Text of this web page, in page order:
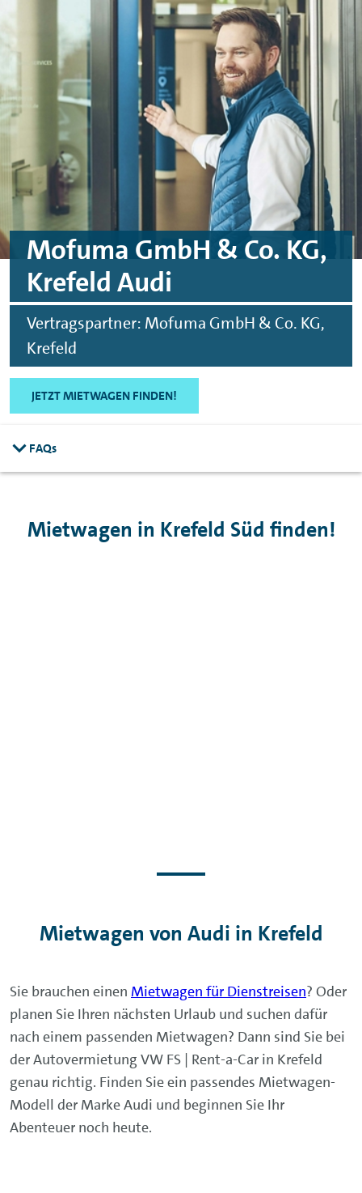
Skip to main content
Skip to footer
Mofuma GmbH & Co. KG,
Krefeld Audi
Vertragspartner: Mofuma GmbH & Co. KG,
Krefeld
JETZT MIETWAGEN FINDEN!
FAQs
Mietwagen in Krefeld Süd finden!
Mietwagen von Audi in Krefeld
Sie brauchen einen Mietwagen für Dienstreisen? Oder
planen Sie Ihren nächsten Urlaub und suchen dafür
nach einem passenden Mietwagen? Dann sind Sie bei
der Autovermietung VW FS | Rent-a-Car in Krefeld
genau richtig. Finden Sie ein passendes Mietwagen-
Modell der Marke Audi und beginnen Sie Ihr
Abenteuer noch heute.